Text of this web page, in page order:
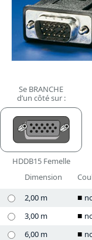
Se BRANCHE
d’un côté sur :
HDDB15 Femelle
Dimension
2,00 m
3,00 m
6,00 m